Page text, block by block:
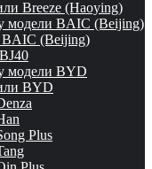
Breeze (Haoying)
модели BAIC (Beijing)
BAIC (Beijing)
модели BYD
BYD
Plus